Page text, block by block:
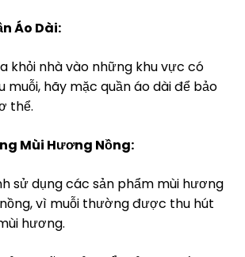
Áo Dài:
khỏi nhà vào những khu vực có
muỗi, hãy mặc quần áo dài để bảo
thể.
Mùi Hương Nồng:
sử dụng các sản phẩm mùi hương
vì muỗi thường được thu hút
hương.